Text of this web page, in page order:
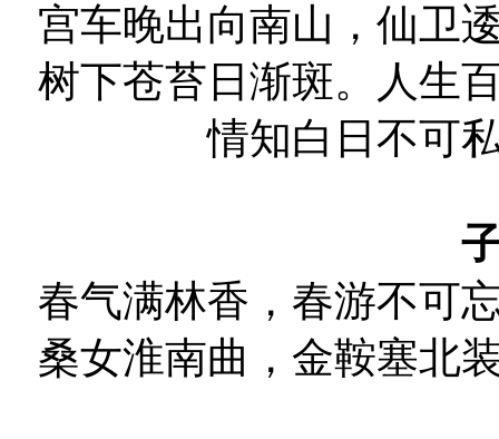
宫车晚出向南山，仙卫
树下苍苔日渐斑。人生
情知白日不可
春气满林香，春游不可
桑女淮南曲，金鞍塞北